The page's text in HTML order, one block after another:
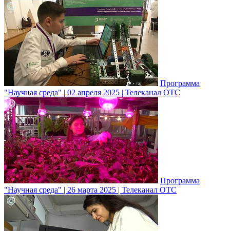
Программа
"Научная среда" | 02 апреля 2025 | Телеканал ОТС
Программа
"Научная среда" | 26 марта 2025 | Телеканал ОТС